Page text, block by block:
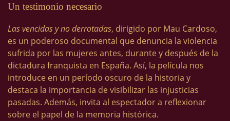
Un testimonio necesario
Las vencidas y no derrotadas, dirigido por Mau Cardoso,
es un poderoso documental que denuncia la violencia
sufrida por las mujeres antes, durante y después de la
dictadura franquista en España. Así, la película nos
introduce en un período oscuro de la historia y
destaca la importancia de visibilizar las injusticias
pasadas. Además, invita al espectador a reflexionar
sobre el papel de la memoria histórica.